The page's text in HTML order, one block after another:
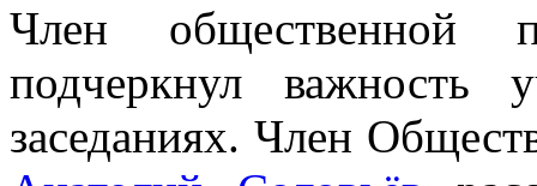
Член общественной
подчеркнул важность
заседаниях. Член